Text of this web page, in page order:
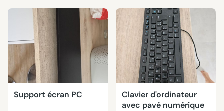
Support écran PC
Clavier d'ordinateur
avec pavé numérique